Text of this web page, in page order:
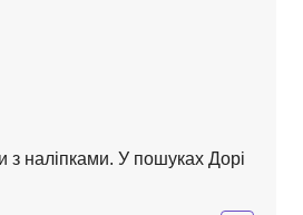
з наліпками. У пошуках Дорі